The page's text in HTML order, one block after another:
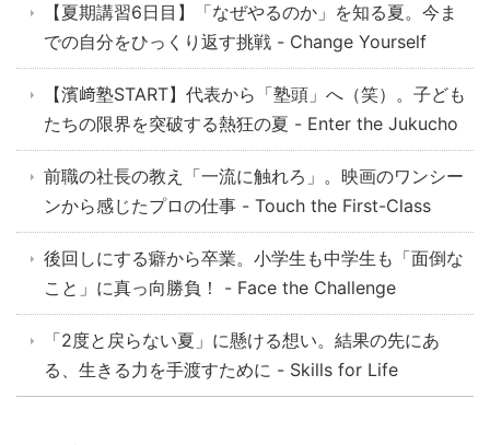
【夏期講習6日目】「なぜやるのか」を知る夏。今ま
での自分をひっくり返す挑戦 - Change Yourself
【濱﨑塾START】代表から「塾頭」へ（笑）。子ども
たちの限界を突破する熱狂の夏 - Enter the Jukucho
前職の社長の教え「一流に触れろ」。映画のワンシー
ンから感じたプロの仕事 - Touch the First-Class
後回しにする癖から卒業。小学生も中学生も「面倒な
こと」に真っ向勝負！ - Face the Challenge
「2度と戻らない夏」に懸ける想い。結果の先にあ
る、生きる力を手渡すために - Skills for Life